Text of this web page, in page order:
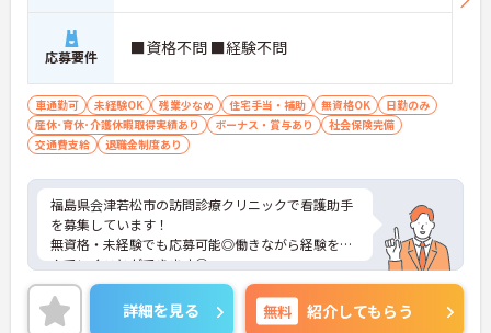
応募要件 ■資格不問 ■経験不問
車通勤可 未経験OK 残業少なめ 住宅手当・補助 無資格OK
日勤のみ
産休･育休･介護休暇取得実績あり
ボーナス・賞与あり
社会保険完備
交通費支給
退職金制度あり
福島県会津若松市の訪問診療クリニックで看護助手
を募集しています！
無資格・未経験でも応募可能◎働きながら経験を積
んでいくことができます◎
マイカー通勤もOKなので通勤もラクラクです♪
ご興味のある方は、面接のポイントをお伝えします
のでご連絡ください！
詳細を見る 無料 紹介してもらう